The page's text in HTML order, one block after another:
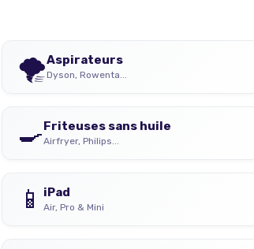
🌪️Aspirateurs
Dyson, Rowenta...
🍳Friteuses sans huile
Airfryer, Philips...
📱 iPad
Air, Pro & Mini